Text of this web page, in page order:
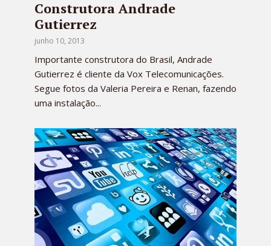
Construtora Andrade
Gutierrez
junho 10, 2013
Importante construtora do Brasil, Andrade
Gutierrez é cliente da Vox Telecomunicações.
Segue fotos da Valeria Pereira e Renan, fazendo
uma instalação...